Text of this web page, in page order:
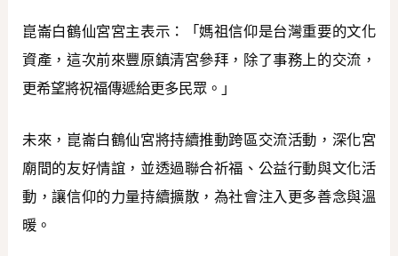
崑崙白鶴仙宮宮主表示：「媽祖信仰是台灣重要的文化
資產，這次前來豐原鎮清宮參拜，除了事務上的交流，
更希望將祝福傳遞給更多民眾。」
未來，崑崙白鶴仙宮將持續推動跨區交流活動，深化宮
廟間的友好情誼，並透過聯合祈福、公益行動與文化活
動，讓信仰的力量持續擴散，為社會注入更多善念與溫
暖。